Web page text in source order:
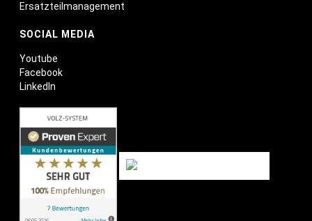
Ersatzteilmanagement
SOCIAL MEDIA
Youtube
Facebook
LinkedIn